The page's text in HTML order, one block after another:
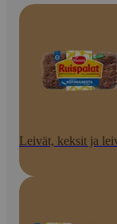
Leivät, keksit ja